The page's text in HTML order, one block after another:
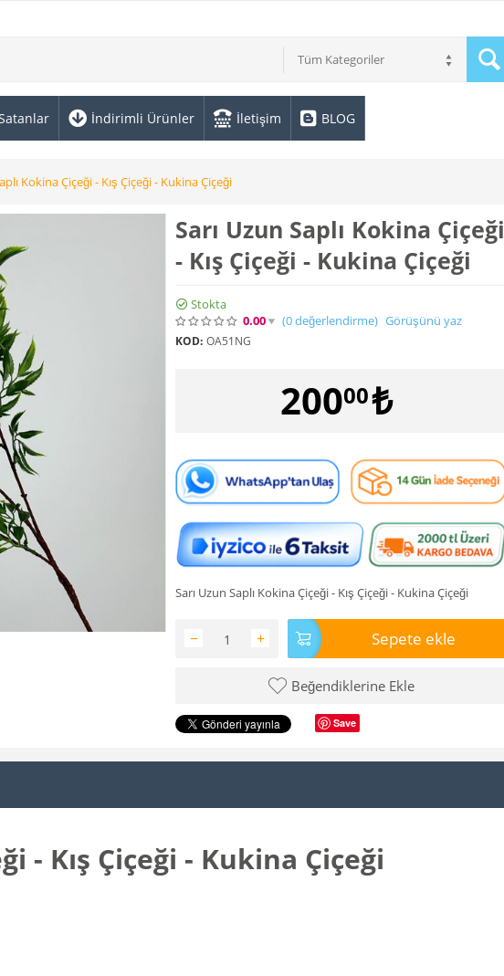
Tüm Kategoriler
İndirimli Ürünler İletişim BLOG
Kokina Çiçeği - Kış Çiçeği - Kukina Çiçeği
Sarı Uzun Saplı Kokina Çiçeği
- Kış Çiçeği - Kukina Çiçeği
Stokta
0.00
(0değerlendirme) Görüşünü yaz
KOD: OA51NG
20000₺
Sarı Uzun Saplı Kokina Çiçeği - Kış Çiçeği - Kukina Çiçeği
+
− Sepete ekle
Beğendiklerine Ekle
Save
- Kış Çiçeği - Kukina Çiçeği